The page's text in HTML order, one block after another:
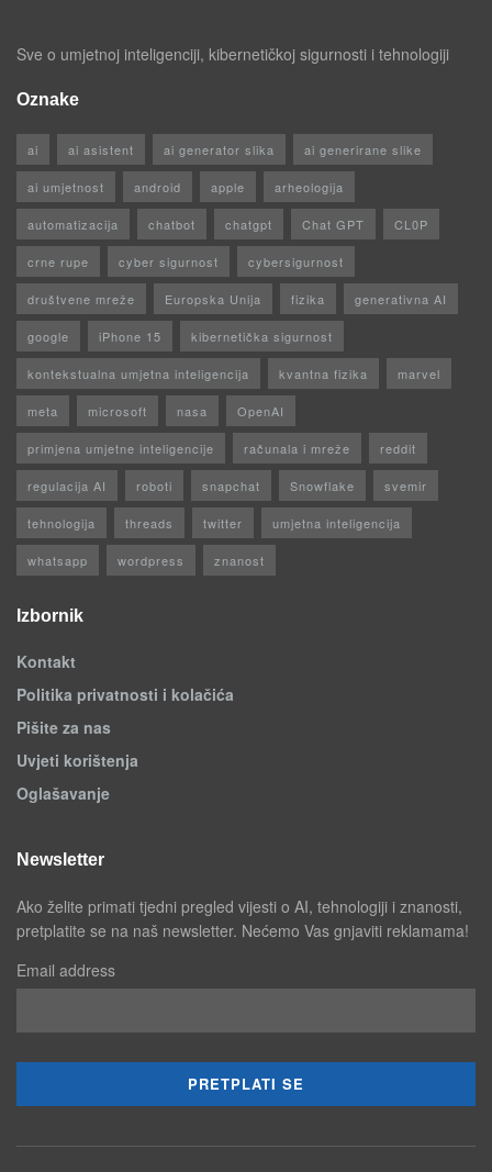
Sve o umjetnoj inteligenciji, kibernetičkoj sigurnosti i tehnologiji
Oznake
ai ai asistent ai generator slika ai generirane slike
ai umjetnost android apple arheologija
automatizacija chatbot chatgpt Chat GPT CL0P
crne rupe cyber sigurnost cybersigurnost
društvene mreže Europska Unija fizika generativna AI
google iPhone 15 kibernetička sigurnost
kontekstualna umjetna inteligencija kvantna fizika marvel
meta microsoft nasa OpenAI
primjena umjetne inteligencije računala i mreže reddit
regulacija AI roboti snapchat Snowflake svemir
tehnologija threads twitter umjetna inteligencija
whatsapp wordpress znanost
Izbornik
Kontakt
Politika privatnosti i kolačića
Pišite za nas
Uvjeti korištenja
Oglašavanje
Newsletter
Ako želite primati tjedni pregled vijesti o AI, tehnologiji i znanosti,
pretplatite se na naš newsletter. Nećemo Vas gnjaviti reklamama!
Email address